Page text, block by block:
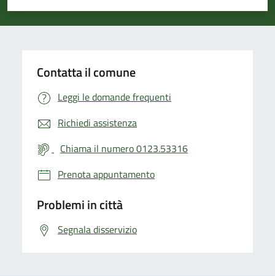
Valuta 5 stelle su 5
Valuta 4 stelle su 5
Valuta 3 stelle su 5
Valuta 2 stelle su 5
Valuta 1 stelle su 5
Contatta il comune
Leggi le domande frequenti
Richiedi assistenza
Chiama il numero 0123.53316
Prenota appuntamento
Problemi in città
Segnala disservizio